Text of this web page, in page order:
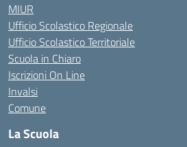
MIUR
Ufficio Scolastico Regionale
Ufficio Scolastico Territoriale
Scuola in Chiaro
Iscrizioni On Line
Invalsi
Comune
La Scuola